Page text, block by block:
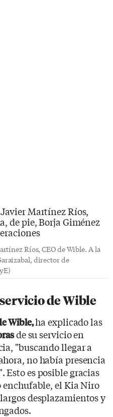
Ríos, CEO de Wible. A la
director de
de Wible
Wible,ha explicado las
de su servicio en
"buscando llegar a
no había presencia
es posible gracias
enchufable, el Kia Niro
desplazamientos y